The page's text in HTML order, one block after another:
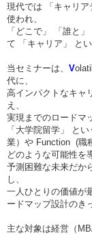
現代では 「キャリ
使われ、
「どこで」 「誰と
て 「キャリア」 と
当セミナーは、 V
代に、
高インパクトなキャ
え、
実現までのロードマ
「大学院留学」 と
業）や Function (職
どのような可能性を
予測困難な未来だか
し、
一人ひとりの価値が
ードマップ設計のき
主な対象は経営（